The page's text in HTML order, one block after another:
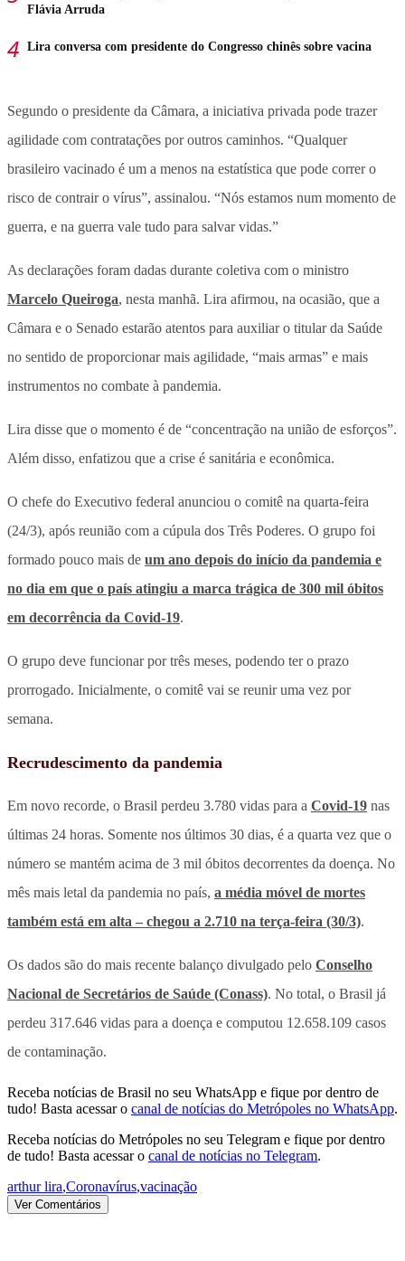
Flávia Arruda
Lira conversa com presidente do Congresso chinês sobre vacina
Segundo o presidente da Câmara, a iniciativa privada pode trazer
agilidade com contratações por outros caminhos. “Qualquer
brasileiro vacinado é um a menos na estatística que pode correr o
risco de contrair o vírus”, assinalou. “Nós estamos num momento de
guerra, e na guerra vale tudo para salvar vidas.”
As declarações foram dadas durante coletiva com o ministro
Marcelo Queiroga, nesta manhã. Lira afirmou, na ocasião, que a
Câmara e o Senado estarão atentos para auxiliar o titular da Saúde
no sentido de proporcionar mais agilidade, “mais armas” e mais
instrumentos no combate à pandemia.
Lira disse que o momento é de “concentração na união de esforços”.
Além disso, enfatizou que a crise é sanitária e econômica.
O chefe do Executivo federal anunciou o comitê na quarta-feira
(24/3), após reunião com a cúpula dos Três Poderes. O grupo foi
formado pouco mais de um ano depois do início da pandemia e
no dia em que o país atingiu a marca trágica de 300 mil óbitos
em decorrência da Covid-19.
O grupo deve funcionar por três meses, podendo ter o prazo
prorrogado. Inicialmente, o comitê vai se reunir uma vez por
semana.
Recrudescimento da pandemia
Em novo recorde, o Brasil perdeu 3.780 vidas para a Covid-19 nas
últimas 24 horas. Somente nos últimos 30 dias, é a quarta vez que o
número se mantém acima de 3 mil óbitos decorrentes da doença. No
mês mais letal da pandemia no país, a média móvel de mortes
também está em alta – chegou a 2.710 na terça-feira (30/3).
Os dados são do mais recente balanço divulgado pelo Conselho
Nacional de Secretários de Saúde (Conass). No total, o Brasil já
perdeu 317.646 vidas para a doença e computou 12.658.109 casos
de contaminação.
Receba notícias de Brasil no seu WhatsApp e fique por dentro de
tudo! Basta acessar o canal de notícias do Metrópoles no WhatsApp.
Receba notícias do Metrópoles no seu Telegram e fique por dentro
de tudo! Basta acessar o canal de notícias no Telegram.
arthur lira,Coronavírus,vacinação
Ver Comentários